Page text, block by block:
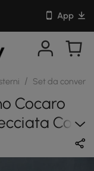
App
/ Set da
Cocaro
Con
Girevole,